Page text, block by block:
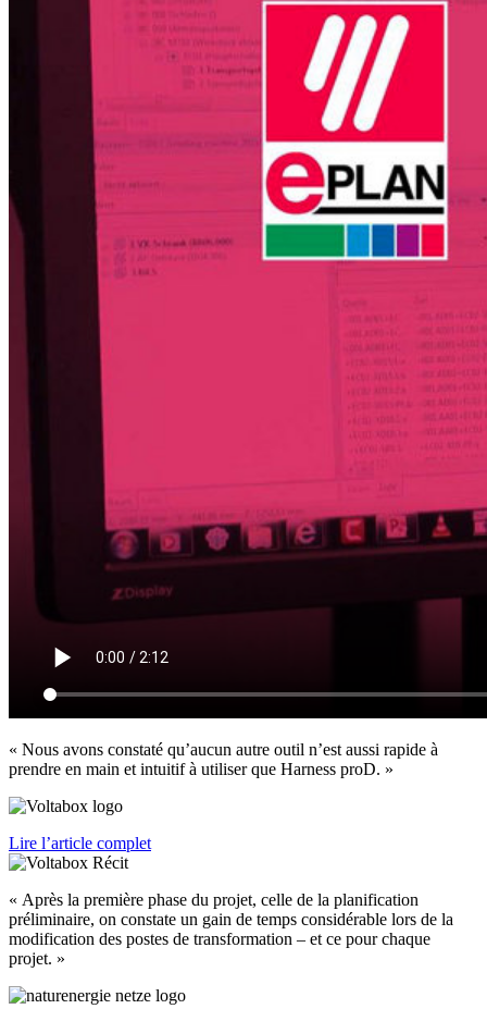
« Nous avons constaté qu’aucun autre outil n’est aussi rapide à
prendre en main et intuitif à utiliser que Harness proD. »
Lire l’article complet
« Après la première phase du projet, celle de la planification
préliminaire, on constate un gain de temps considérable lors de la
modification des postes de transformation – et ce pour chaque
projet. »